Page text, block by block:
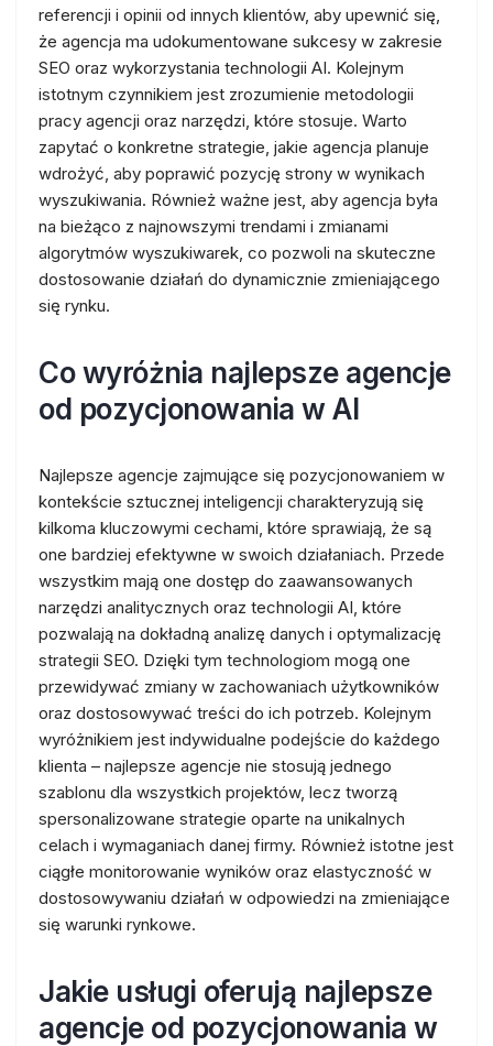
referencji i opinii od innych klientów, aby upewnić się,
że agencja ma udokumentowane sukcesy w zakresie
SEO oraz wykorzystania technologii AI. Kolejnym
istotnym czynnikiem jest zrozumienie metodologii
pracy agencji oraz narzędzi, które stosuje. Warto
zapytać o konkretne strategie, jakie agencja planuje
wdrożyć, aby poprawić pozycję strony w wynikach
wyszukiwania. Również ważne jest, aby agencja była
na bieżąco z najnowszymi trendami i zmianami
algorytmów wyszukiwarek, co pozwoli na skuteczne
dostosowanie działań do dynamicznie zmieniającego
się rynku.
Co wyróżnia najlepsze agencje
od pozycjonowania w AI
Najlepsze agencje zajmujące się pozycjonowaniem w
kontekście sztucznej inteligencji charakteryzują się
kilkoma kluczowymi cechami, które sprawiają, że są
one bardziej efektywne w swoich działaniach. Przede
wszystkim mają one dostęp do zaawansowanych
narzędzi analitycznych oraz technologii AI, które
pozwalają na dokładną analizę danych i optymalizację
strategii SEO. Dzięki tym technologiom mogą one
przewidywać zmiany w zachowaniach użytkowników
oraz dostosowywać treści do ich potrzeb. Kolejnym
wyróżnikiem jest indywidualne podejście do każdego
klienta – najlepsze agencje nie stosują jednego
szablonu dla wszystkich projektów, lecz tworzą
spersonalizowane strategie oparte na unikalnych
celach i wymaganiach danej firmy. Również istotne jest
ciągłe monitorowanie wyników oraz elastyczność w
dostosowywaniu działań w odpowiedzi na zmieniające
się warunki rynkowe.
Jakie usługi oferują najlepsze
agencje od pozycjonowania w